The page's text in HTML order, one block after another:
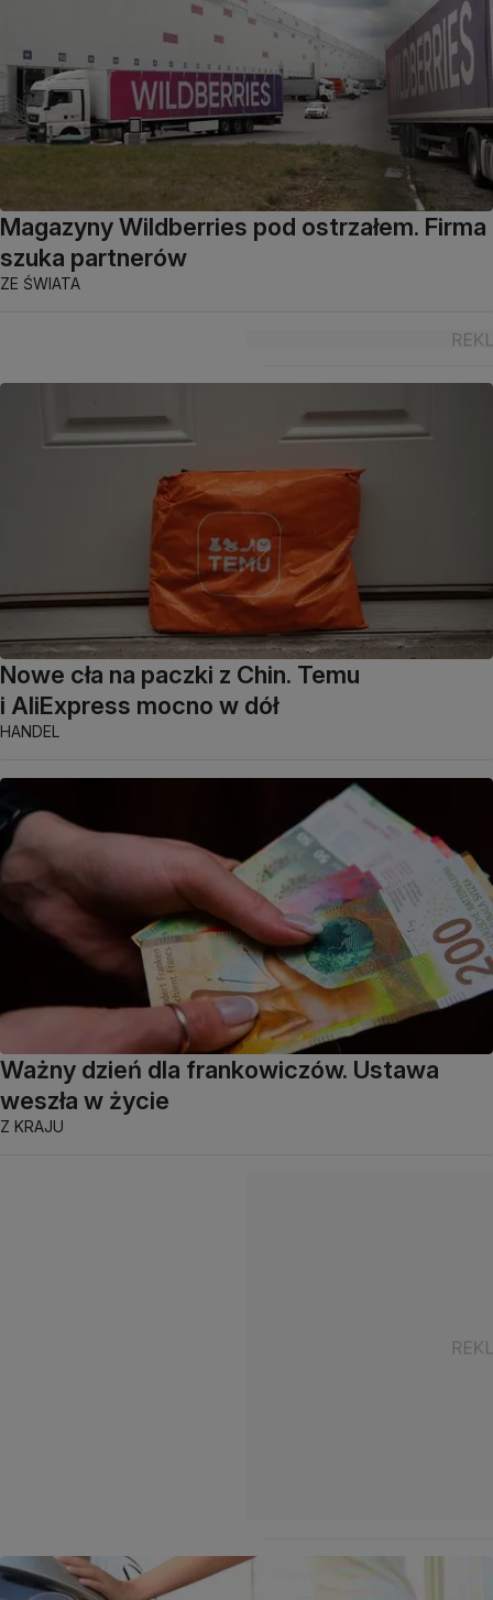
Magazyny Wildberries pod ostrzałem. Firma
szuka partnerów
ZE ŚWIATA
Nowe cła na paczki z Chin. Temu
i AliExpress mocno w dół
HANDEL
Ważny dzień dla frankowiczów. Ustawa
weszła w życie
Z KRAJU